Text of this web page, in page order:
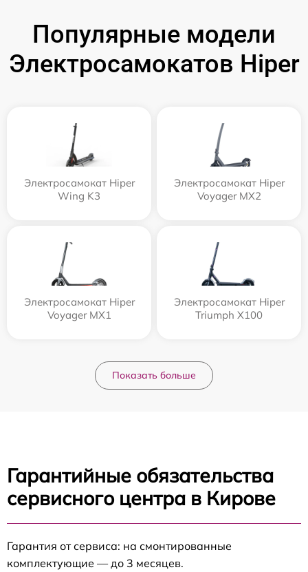
Популярные модели
Электросамокатов Hiper
Электросамокат Hiper
Wing K3
Электросамокат Hiper
Voyager MX2
Электросамокат Hiper
Voyager MX1
Электросамокат Hiper
Triumph X100
Показать больше
Гарантийные обязательства
сервисного центра в Кирове
Гарантия от сервиса: на смонтированные
комплектующие — до 3 месяцев.